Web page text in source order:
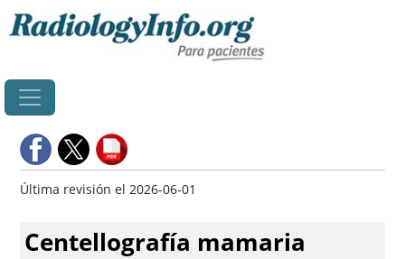
Última revisión el 2026-06-01
Centellografía mamaria